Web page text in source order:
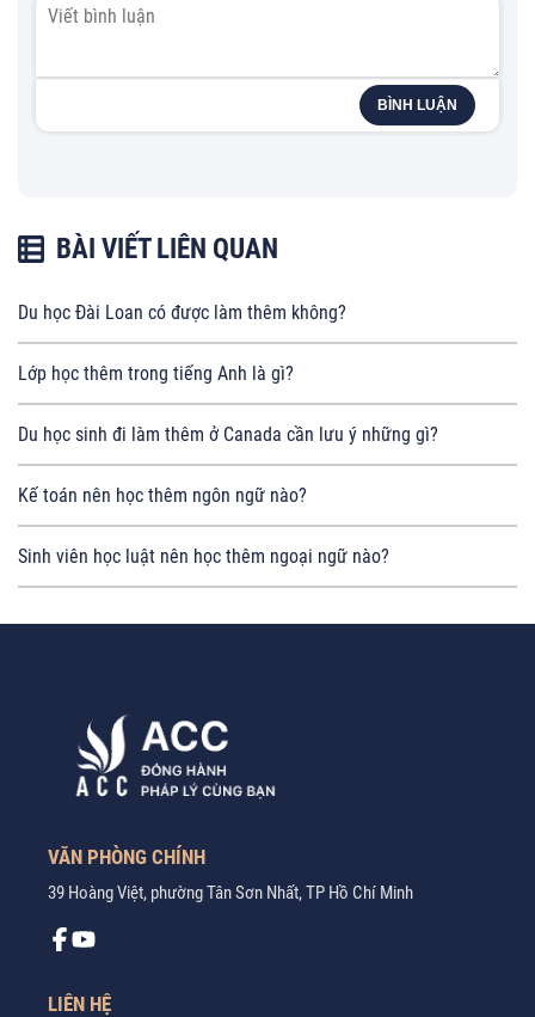
BÌNH LUẬN
BÀI VIẾT LIÊN QUAN
Du học Đài Loan có được làm thêm không?
Lớp học thêm trong tiếng Anh là gì?
Du học sinh đi làm thêm ở Canada cần lưu ý những gì?
Kế toán nên học thêm ngôn ngữ nào?
Sinh viên học luật nên học thêm ngoại ngữ nào?
VĂN PHÒNG CHÍNH
39 Hoàng Việt, phường Tân Sơn Nhất, TP Hồ Chí Minh
LIÊN HỆ